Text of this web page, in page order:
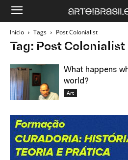
Início Tags Post Colonialist
Tag: Post Colonialist
What happens
world?
Art